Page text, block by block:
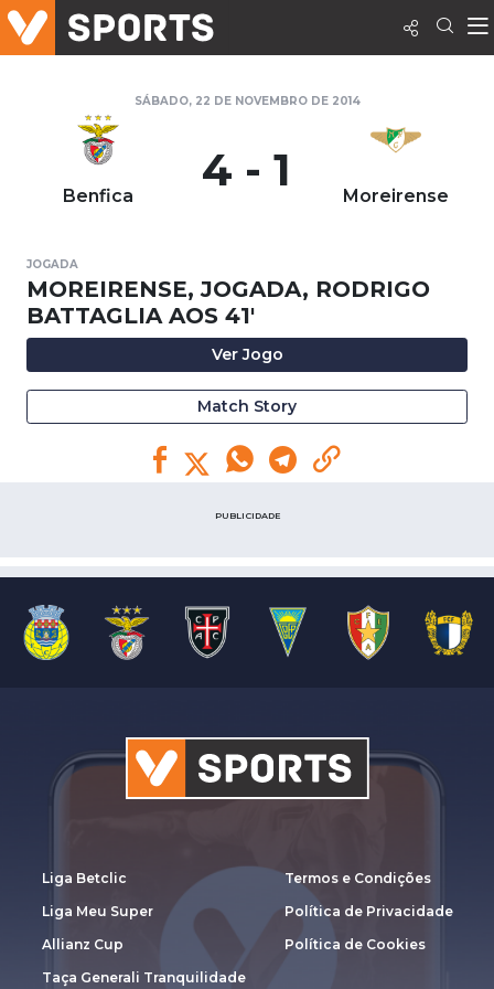
SÁBADO, 22 DE NOVEMBRO DE 2014
Benfica 4 - 1 Moreirense
JOGADA
MOREIRENSE, JOGADA, RODRIGO
BATTAGLIA AOS 41'
Ver Jogo
Match Story
PUBLICIDADE
Liga Betclic
Liga Meu Super
Allianz Cup
Taça Generali Tranquilidade
Termos e Condições
Política de Privacidade
Política de Cookies